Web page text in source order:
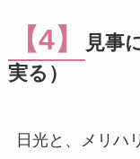
【4】
見事
実る）
日光と、メリハ